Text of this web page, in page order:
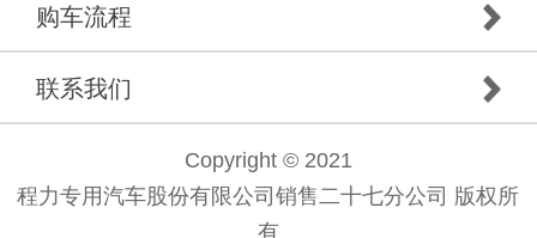
购车流程
联系我们
Copyright © 2021
程力专用汽车股份有限公司销售二十七分公司 版权所
有